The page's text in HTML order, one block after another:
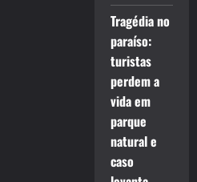
Tragédia no
paraíso:
turistas
perdem a
vida em
parque
natural e
caso